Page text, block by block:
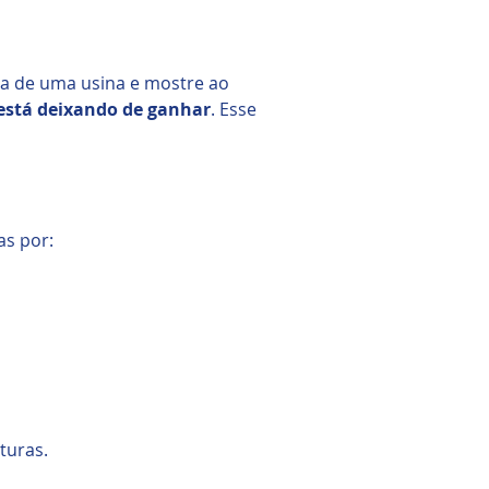
de uma usina e mostre ao
deixando de ganhar. Esse
por: